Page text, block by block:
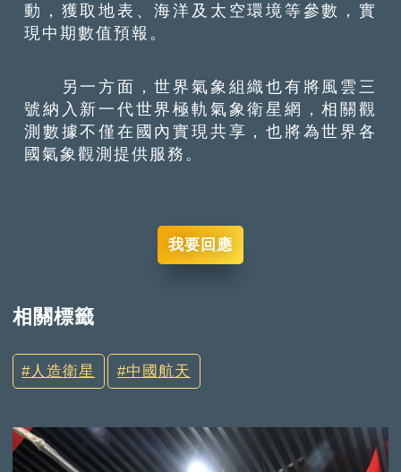
動，獲取地表、海洋及太空環境等參數，實
現中期數值預報。
另一方面，世界氣象組織也有將風雲三
號納入新一代世界極軌氣象衛星網，相關觀
測數據不僅在國內實現共享，也將為世界各
國氣象觀測提供服務。
我要回應
相關標籤
人造衛星 中國航天